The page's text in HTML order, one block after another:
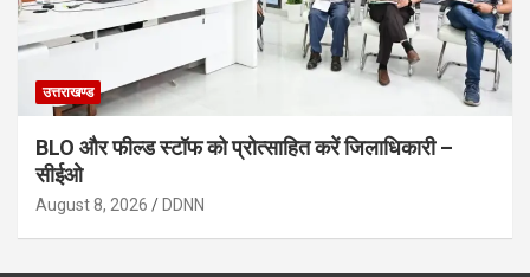
उत्तराखण्ड
BLO और फील्ड स्टॉफ को प्रोत्साहित करें जिलाधिकारी –
सीईओ
August 8, 2026 DDNN